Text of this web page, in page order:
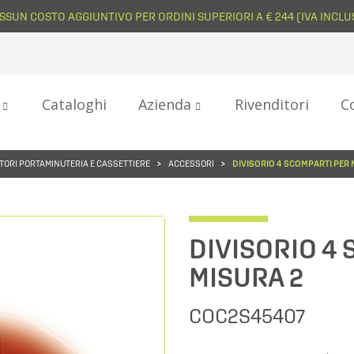
COSTO AGGIUNTIVO PER ORDINI SUPERIORI A € 244 (IVA
Cataloghi Azienda Rivenditori
PORTAMINUTERIA E CASSETTIERE ACCESSORI DIVISORIO 4 SCOMPARTI PER
DIVISORIO 4
MISURA 2
COC2S45407